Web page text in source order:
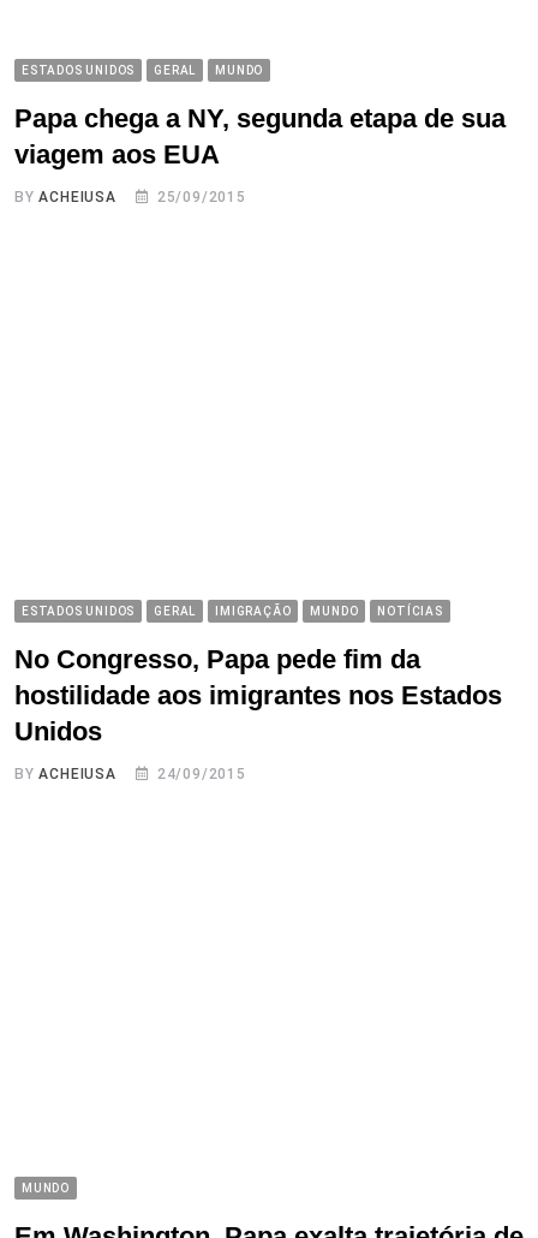
ESTADOS UNIDOS GERAL MUNDO
Papa chega a NY, segunda etapa de sua
viagem aos EUA
BYACHEIUSA 25/09/2015
ESTADOS UNIDOS GERAL IMIGRAÇÃO MUNDO NOTÍCIAS
No Congresso, Papa pede fim da
hostilidade aos imigrantes nos Estados
Unidos
BYACHEIUSA 24/09/2015
MUNDO